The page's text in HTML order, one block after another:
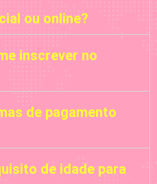
ou online?
inscrever no
de pagamento
de idade para